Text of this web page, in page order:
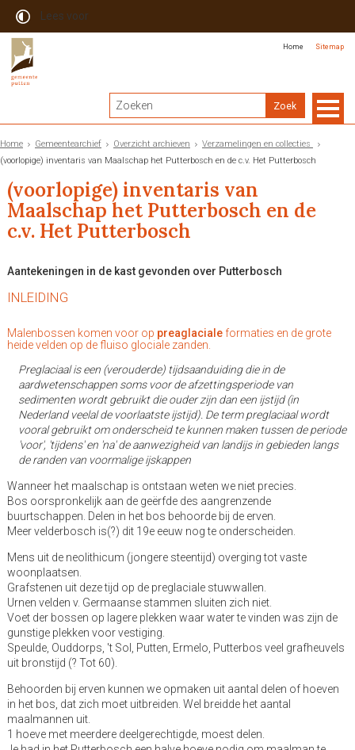
Lees voor
Home Sitemap
Home Gemeentearchief Overzicht archieven
Verzamelingen en collecties
(voorlopige) inventaris van Maalschap het Putterbosch en de c.v. Het Putterbosch
(voorlopige) inventaris van
Maalschap het Putterbosch en de
c.v. Het Putterbosch
Aantekeningen in de kast gevonden over Putterbosch
INLEIDING
Malenbossen komen voor op preaglacialeformaties en de grote
heide velden op de fluiso glociale zanden.
Preglaciaal is een (verouderde) tijdsaanduiding die in de
aardwetenschappen soms voor de afzettingsperiode van
sedimenten wordt gebruikt die ouder zijn dan een ijstijd (in
Nederland veelal de voorlaatste ijstijd). De term preglaciaal wordt
vooral gebruikt om onderscheid te kunnen maken tussen de periode
'voor', 'tijdens' en 'na' de aanwezigheid van landijs in gebieden langs
de randen van voormalige ijskappen
Wanneer het maalschap is ontstaan weten we niet precies.
Bos oorspronkelijk aan de geërfde des aangrenzende
buurtschappen. Delen in het bos behoorde bij de erven.
Meer velderbosch is(?) dit 19e eeuw nog te onderscheiden.
Mens uit de neolithicum (jongere steentijd) overging tot vaste
woonplaatsen.
Grafstenen uit deze tijd op de preglaciale stuwwallen.
Urnen velden v. Germaanse stammen sluiten zich niet.
Voet der bossen op lagere plekken waar water te vinden was zijn de
gunstige plekken voor vestiging.
Speulde, Ouddorps, 't Sol, Putten, Ermelo, Putterbos veel grafheuvels
uit bronstijd (? Tot 60).
Behoorden bij erven kunnen we opmaken uit aantal delen of hoeven
in het bos, dat zich moet uitbreiden. Wel breidde het aantal
maalmannen uit.
1 hoeve met meerdere deelgerechtigde, moest delen.